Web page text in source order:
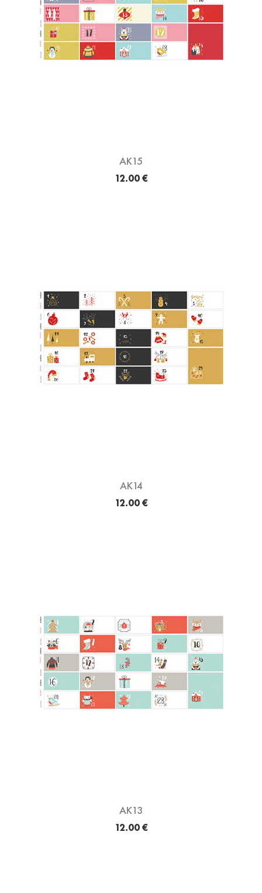
AK15
12.00 €
AK14
12.00 €
AK13
12.00 €